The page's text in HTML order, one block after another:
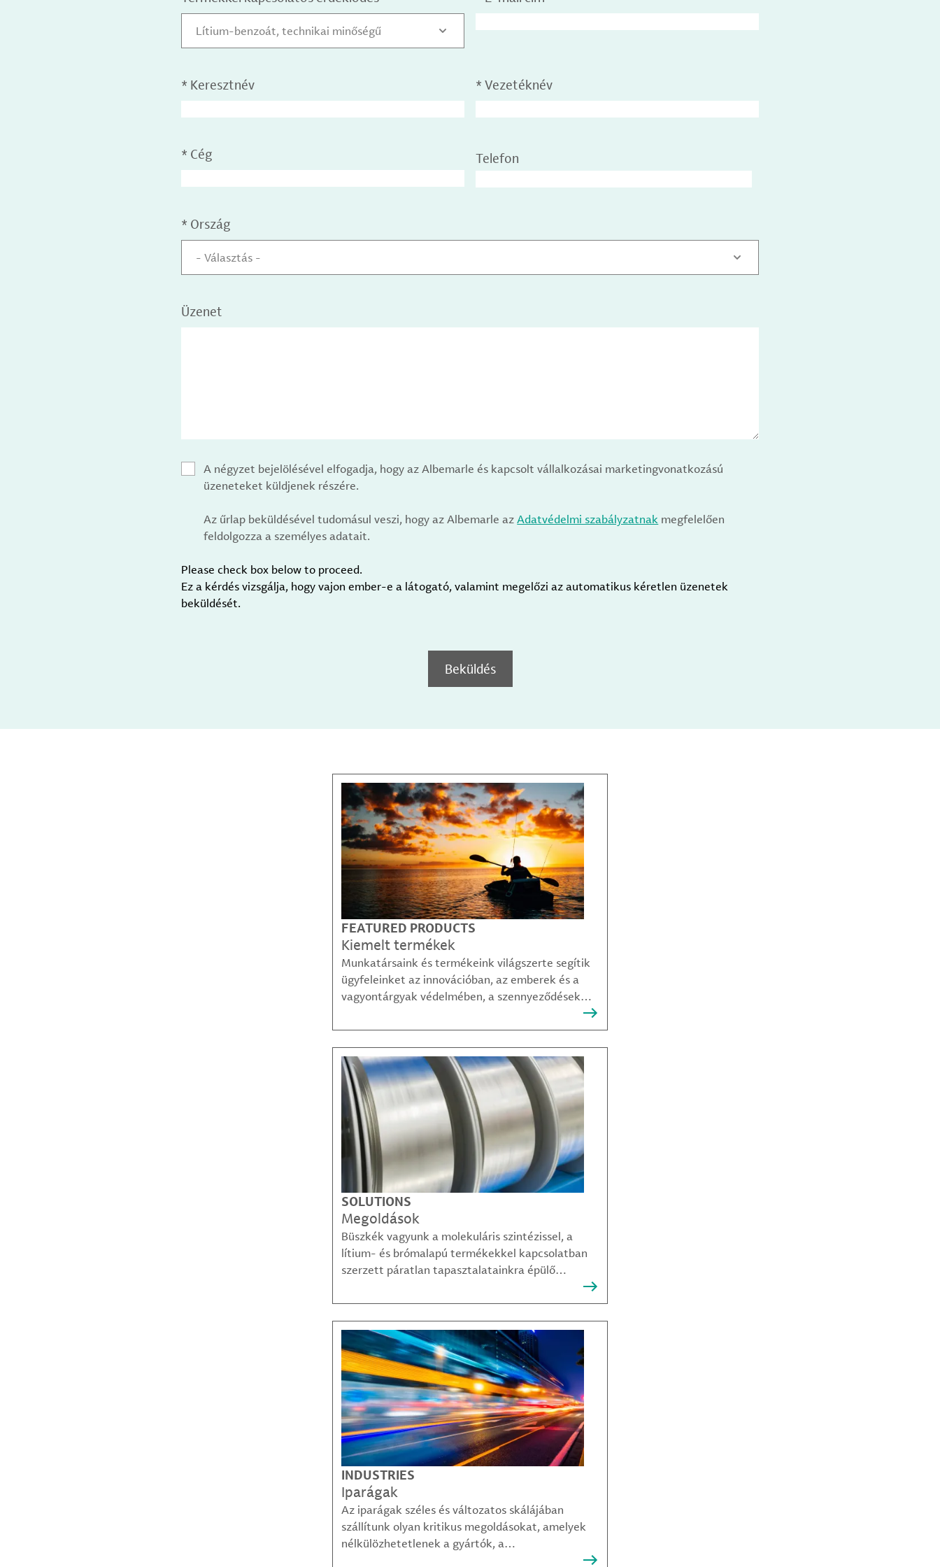
Lítium-benzoát, technikai minőségű
* Keresztnév * Vezetéknév
* Cég Telefon
* Ország
- Választás -
Üzenet
A négyzet bejelölésével elfogadja, hogy az Albemarle és kapcsolt vállalkozásai marketingvonatkozású
üzeneteket küldjenek részére.
Az űrlap beküldésével tudomásul veszi, hogy az Albemarle azAdatvédelmi szabályzatnak megfelelően
feldolgozza a személyes adatait.
Please check box below to proceed.
Ez a kérdés vizsgálja, hogy vajon ember-e a látogató, valamint megelőzi az automatikus kéretlen üzenetek
beküldését.
Beküldés
FEATURED PRODUCTS
Kiemelt termékek
Munkatársaink és termékeink világszerte segítik
ügyfeleinket az innovációban, az emberek és a
vagyontárgyak védelmében, a szennyeződések
kommunikáció és a növekedés fenntarthatóbb
módjainak megteremtésében.
SOLUTIONS
Megoldások
Büszkék vagyunk a molekuláris szintézissel, a
lítium- és brómalapú termékekkel kapcsolatban
szerzett páratlan tapasztalatainkra épülő
legösszetettebb kihívásai is sikerrel leküzdhetők.
INDUSTRIES
Iparágak
Az iparágak széles és változatos skálájában
szállítunk olyan kritikus megoldásokat, amelyek
nélkülözhetetlenek a gyártók, a